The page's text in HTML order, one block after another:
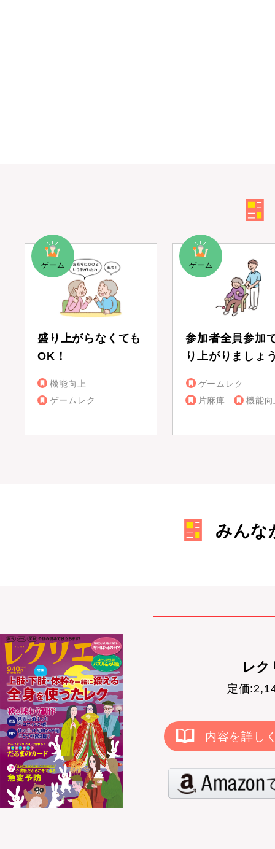
盛り上がらなくても
OK！
機能向上
ゲームレク
参加者全員参加
り上がりましょ
ゲームレク
片麻痺
機能向
みんな
レ
定価
内容を詳し